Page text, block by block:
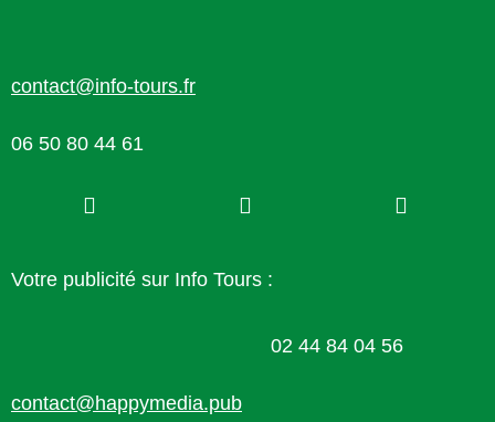
contact@info-tours.fr
06 50 80 44 61
Votre publicité sur Info Tours :
02 44 84 04 56
contact@happymedia.pub